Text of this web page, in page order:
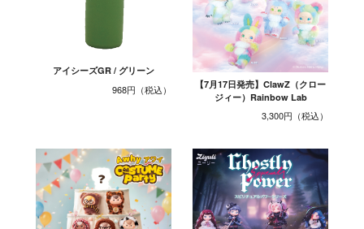
アイシーズGR / グリーン
968円
【7月17日発売】ClawZ（クロー
ジィー）Rainbow Lab
3,300円